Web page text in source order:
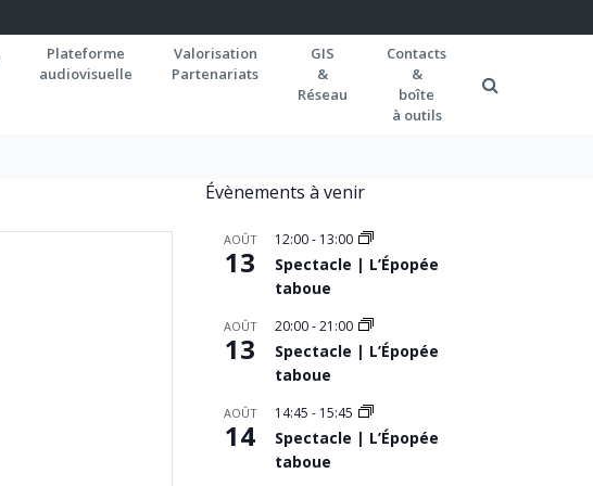
Plateforme
audiovisuelle
Valorisation
Partenariats
GIS
&
Réseau
Contacts
&
boîte
à outils
Évènements à venir
AOÛT
13
12:00- 13:00
Spectacle | L’Épopée
taboue
AOÛT
13
20:00-21:00
Spectacle | L’Épopée
taboue
AOÛT
14
14:45 - 15:45
Spectacle | L’Épopée
taboue